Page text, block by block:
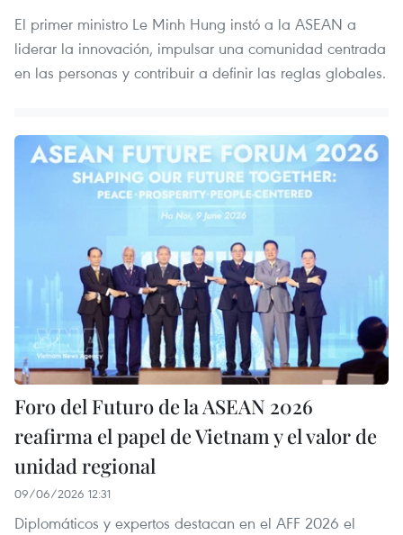
El primer ministro Le Minh Hung instó a la ASEAN a
liderar la innovación, impulsar una comunidad centrada
en las personas y contribuir a definir las reglas globales.
Foro del Futuro de la ASEAN 2026
reafirma el papel de Vietnam y el valor de
unidad regional
09/06/2026 12:31
Diplomáticos y expertos destacan en el AFF 2026 el